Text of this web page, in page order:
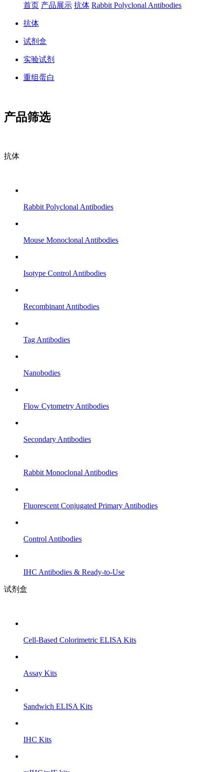
首页 产品展示 抗体 Rabbit Polyclonal Antibodies
抗体
试剂盒
实验试剂
重组蛋白
产品筛选
抗体
Rabbit Polyclonal Antibodies
Mouse Monoclonal Antibodies
Isotype Control Antibodies
Recombinant Antibodies
Tag Antibodies
Nanobodies
Flow Cytometry Antibodies
Secondary Antibodies
Rabbit Monoclonal Antibodies
Fluorescent Conjugated Primary Antibodies
Control Antibodies
IHC Antibodies & Ready-to-Use
试剂盒
Cell-Based Colorimetric ELISA Kits
Assay Kits
Sandwich ELISA Kits
IHC Kits